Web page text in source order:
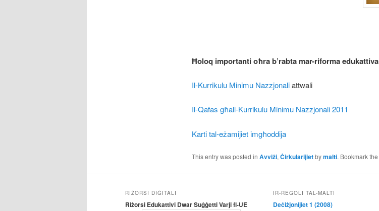
Ħoloq importanti oħra b’rabta mar-riforma edukattiva
Il-Kurrikulu Minimu Nazzjonaliattwali
Il-Qafas għall-Kurrikulu Minimu Nazzjonali 2011
Karti tal-eżamijiet imgħoddija
This entry was posted in Avviżi, Ċirkularijietbymalti. Bookmark the
RIŻORSI DIĠITALI
Riżorsi Edukattivi Dwar Suġġetti Varji fl-UE
IR-REGOLI TAL-MALTI
Deċiżjonijiet 1 (2008)